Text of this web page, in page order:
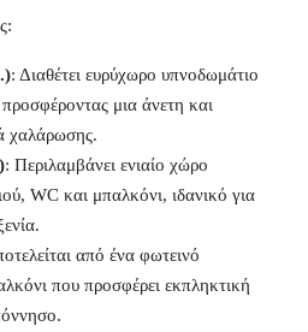
: Διαθέτει ευρύχωρο υπνοδωμάτιο
μια άνετη και
χαλάρωσης.
: Περιλαμβάνει ενιαίο χώρο
WC και μπαλκόνι, ιδανικό για
από ένα φωτεινό
που προσφέρει εκπληκτική